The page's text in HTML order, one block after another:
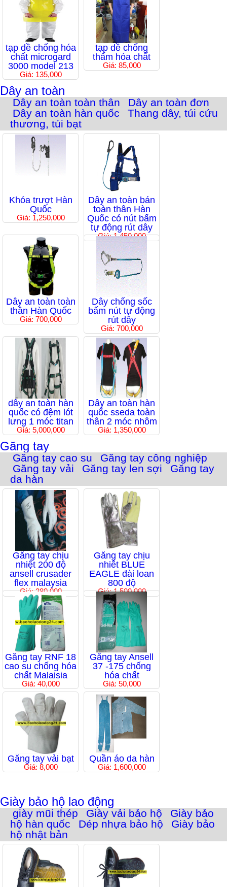
tạp dề chống hóa
chất microgard
3000 model 213
Giá: 135,000
tạp dề chống
thấm hóa chất
Giá: 85,000
Dây an toàn
Dây an toàn toàn thân
Dây an toàn đơn
Dây an toàn hàn quốc
Thang dây, túi cứu
thương, túi bạt
Khóa trượt Hàn
Quốc
Giá: 1,250,000
Dây an toàn bán
toàn thân Hàn
Quốc có nút bấm
tự động rút dây
Giá: 1,450,000
Dây an toàn toàn
thân Hàn Quốc
Giá: 700,000
Dây chống sốc
bấm nút tự động
rút dây
Giá: 700,000
dây an toàn hàn
quốc có đệm lót
lưng 1 móc titan
Giá: 5,000,000
Dây an toàn hàn
quốc sseda toàn
thân 2 móc nhôm
Giá: 1,350,000
Găng tay
Găng tay cao su
Găng tay công nghiệp
Găng tay vải
Găng tay len sợi
Găng tay
da hàn
Găng tay chịu
nhiệt 200 độ
ansell crusader
flex malaysia
Giá: 280,000
Găng tay chịu
nhiêt BLUE
EAGLE đài loan
800 độ
Giá: 1,500,000
Găng tay RNF 18
cao su chống hóa
chất Malaisia
Giá: 40,000
Găng tay Ansell
37 -175 chống
hóa chất
Giá: 50,000
Găng tay vải bạt
Giá: 8,000
Quần áo da hàn
Giá: 1,600,000
Giày bảo hộ lao động
giày mũi thép Giày vải bảo hộ
Giày bảo
hộ hàn quốc
Dép nhựa bảo hộ
Giày bảo
hộ nhật bản